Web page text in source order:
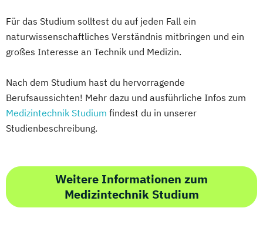
Prozessmanagement und Business
Intelligence
Robotic Systems Engineering
Smart Engineering
Smart Production und Management
Software Engineering Sozial-
Public- und Nonprofit-Management
Sustainable Energy Systems (EN)
Sustainable Solutions
Verfahrenstechnische Produktion
Für das Studium solltest du auf jeden Fall ein
naturwissenschaftliches Verständnis mitbringen und ein
großes Interesse an Technik und Medizin.
Nach dem Studium hast du hervorragende
Berufsaussichten! Mehr dazu und ausführliche Infos zum
Medizintechnik Studium findest du in unserer
Studienbeschreibung.
Weitere Informationen zum
Medizintechnik Studium